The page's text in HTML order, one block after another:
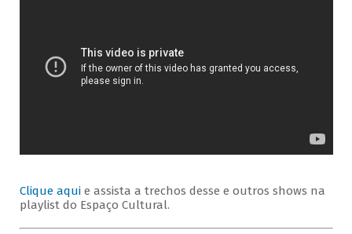
Clique aquie assista a trechos desse e outros shows na
playlist do Espaço Cultural.